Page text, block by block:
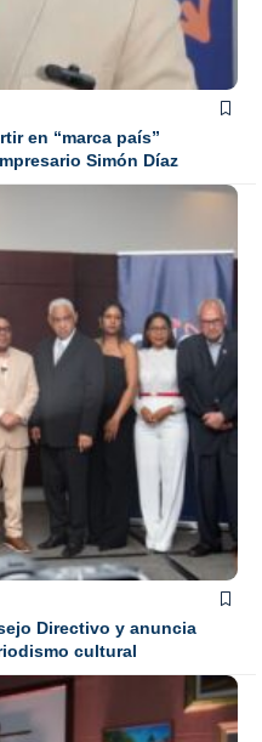
en “marca país”
Simón Díaz
Directivo y anuncia
cultural